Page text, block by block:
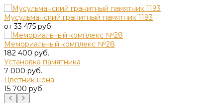
Мусульманский гранитный памятник 1193
от 33 475 руб.
Мемориальный комплекс №28
182 400 руб.
Установка памятника
7 000 руб.
Цветник цена
15 700 руб.